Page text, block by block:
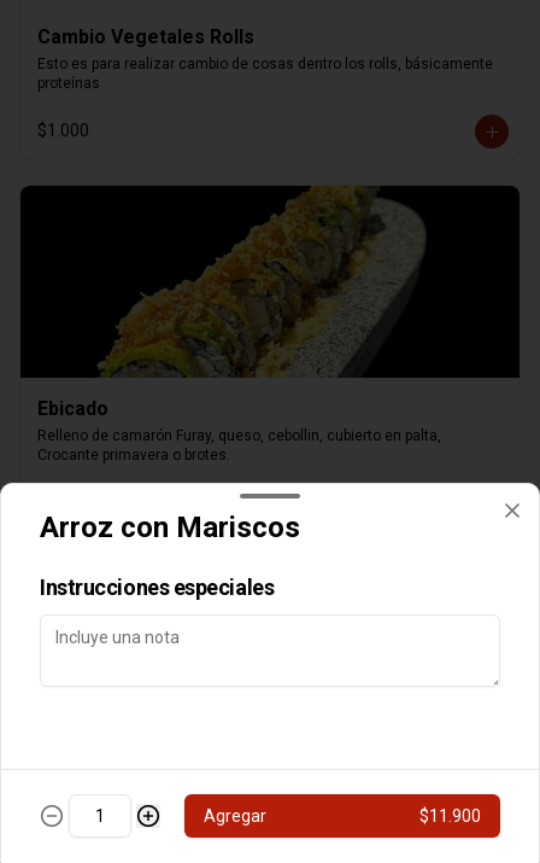
Cambio Vegetales Rolls
Esto es para realizar cambio de cosas dentro los rolls, básicamente
proteínas
$1.000
Ebicado
Relleno de camarón Furay, queso, cebollin, cubierto en palta,
Crocante primavera o brotes.
Camarón furay, palta, cubierto de queso,
chimichurri nikkei, flameado, crocante o brotes y
Arroz con Mariscos
Instrucciones especiales
Agregar $11.900